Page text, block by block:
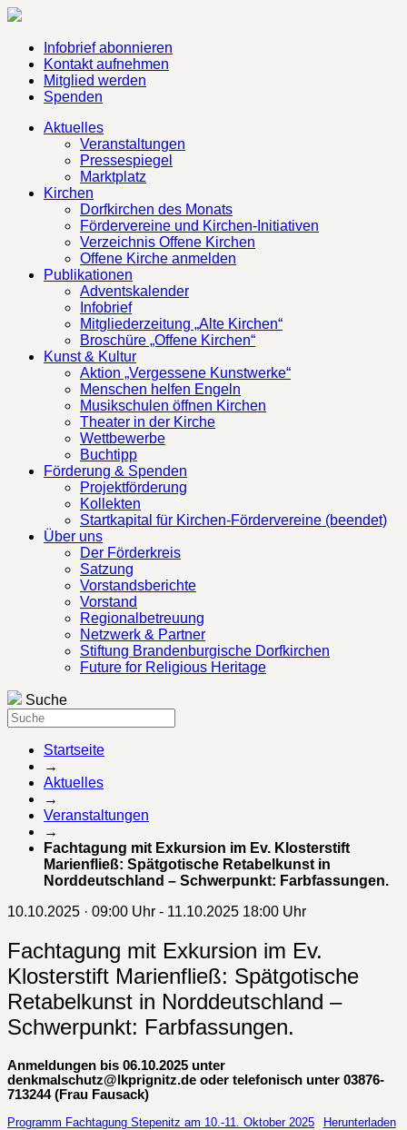
Infobrief abonnieren
Kontakt aufnehmen
Mitglied werden
Spenden
Aktuelles
Veranstaltungen
Pressespiegel
Marktplatz
Kirchen
Dorfkirchen des Monats
Fördervereine und Kirchen-Initiativen
Verzeichnis Offene Kirchen
Offene Kirche anmelden
Publikationen
Adventskalender
Infobrief
Mitgliederzeitung „Alte Kirchen“
Broschüre „Offene Kirchen“
Kunst & Kultur
Aktion „Vergessene Kunstwerke“
Menschen helfen Engeln
Musikschulen öffnen Kirchen
Theater in der Kirche
Wettbewerbe
Buchtipp
Förderung & Spenden
Projektförderung
Kollekten
Startkapital für Kirchen-Fördervereine (beendet)
Über uns
Der Förderkreis
Satzung
Vorstandsberichte
Vorstand
Regionalbetreuung
Netzwerk & Partner
Stiftung Brandenburgische Dorfkirchen
Future for Religious Heritage
Suche
Startseite
→
Aktuelles
→
Veranstaltungen
→
Fachtagung mit Exkursion im Ev. Klosterstift
Marienfließ: Spätgotische Retabelkunst in
Norddeutschland – Schwerpunkt: Farbfassungen.
10.10.2025 · 09:00 Uhr - 11.10.2025 18:00 Uhr
Fachtagung mit Exkursion im Ev.
Klosterstift Marienfließ: Spätgotische
Retabelkunst in Norddeutschland –
Schwerpunkt: Farbfassungen.
Anmeldungen bis 06.10.2025 unter
denkmalschutz@lkprignitz.de oder telefonisch unter 03876-
713244 (Frau Fausack)
Programm Fachtagung Stepenitz am 10.-11. Oktober 2025 Herunterladen